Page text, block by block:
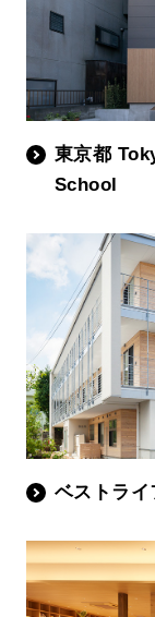
東京都
School
ベストライ